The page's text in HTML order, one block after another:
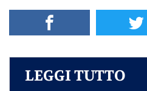
LEGGI TUTTO